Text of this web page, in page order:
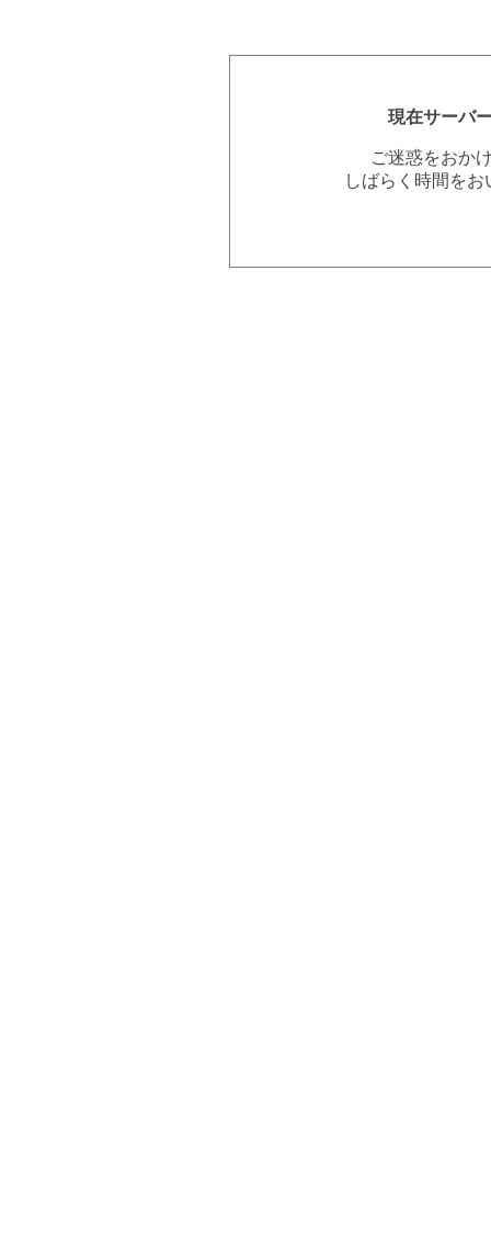
現在サーバ
ご迷惑をおか
しばらく時間を